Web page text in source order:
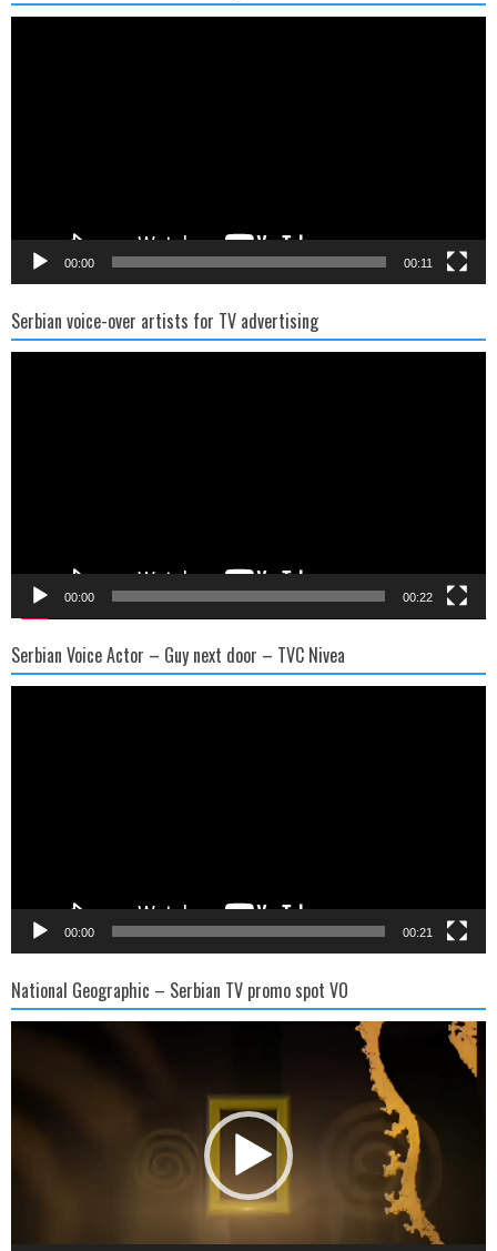
00:00 00:11
Serbian voice-over artists for TV advertising
Video
00:00 00:22
Serbian Voice Actor – Guy next door – TVC Nivea
00:00 00:21
National Geographic – Serbian TV promo spot VO